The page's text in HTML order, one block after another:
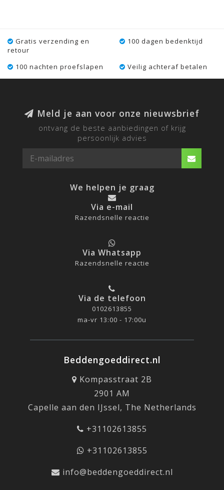
Gratis verzending en
retour
100 dagen bedenktijd
100 nachten proefslapen Veilig achteraf betalen
Meld je aan voor onze nieuwsbrief
ontvang de beste aanbiedingen of krijg
persoonlijk advies
We helpen je graag
Via e-mail
Razendsnelle reactie
Via Whatsapp
Razendsnelle reactie
Via de telefoon
0102613855
ma-vr 13:00 - 17:00u
Beddengoeddirect.nl
Kompasstraat 2B
2901 AM
Capelle aan den IJssel, The Netherlands
+31102613855
+31102613855
info@beddengoeddirect.nl